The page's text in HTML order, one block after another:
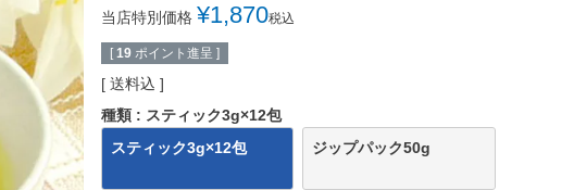
当店特別価格 ¥1,870税込
[ 19 ポイント進呈 ]
送料込
種類
スティック3g×12包
スティック3g×12包
ジップパック50g